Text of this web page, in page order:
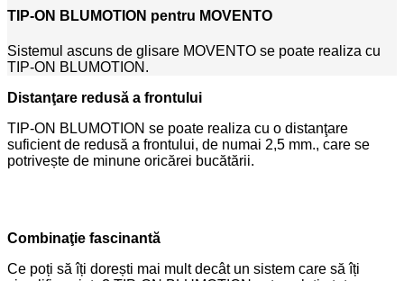
TIP-ON BLUMOTION pentru MOVENTO
Sistemul ascuns de glisare MOVENTO se poate realiza cu
TIP-ON BLUMOTION.
Distanţare redusă a frontului
TIP-ON BLUMOTION se poate realiza cu o distanţare
suficient de redusă a frontului, de numai 2,5 mm., care se
potrivește de minune oricărei bucătării.
Combinaţie fascinantă
Ce poți să îți dorești mai mult decât un sistem care să îți